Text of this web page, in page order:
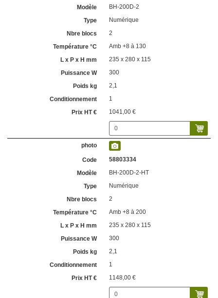
BH-200D-2
Numérique
2
Amb +8 à 130
235 x 280 x 115
300
2,1
1
1041,00 €
58803334
BH-200D-2-HT
Numérique
2
Amb +8 à 200
235 x 280 x 115
300
2,1
1
1148,00 €